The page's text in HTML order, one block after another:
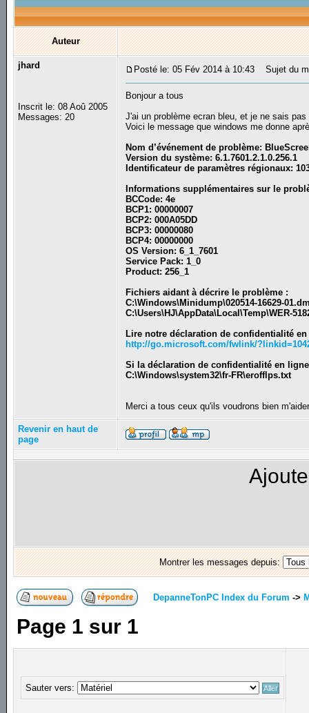
Auteur
jhard
Inscrit le: 08 Aoû 2005
Messages: 20
Posté le: 05 Fév 2014 à 10:43 Sujet du
Bonjour a tous
J'ai un problème ecran bleu, et je ne sais
Voici le message que windows me donne
Nom d’événement de problème:
Version du système: 6.1.7601.2.1.0.256.1
Identificateur de paramètres régionaux:
Informations supplémentaires sur le
BCCode: 4e
BCP1: 00000007
BCP2: 000A05DD
BCP3: 00000080
BCP4: 00000000
OS Version: 6_1_7601
Service Pack: 1_0
Product: 256_1
Fichiers aidant à décrire le problème :
C:\Windows\Minidump\020514-16629-
C:\Users\HJ\AppData\Local\Temp\WER-
Lire notre déclaration de confidentialité
http://go.microsoft.com/fwlink/
Si la déclaration de confidentialité en
C:\Windows\system32\fr-FR\erofflps.txt
Merci a tous ceux qu'ils voudrons bien
Revenir en haut de
page
Montrer les messages depuis:
DepanneTonPC Index du Forum ->
Page 1 sur 1
Sauter vers: